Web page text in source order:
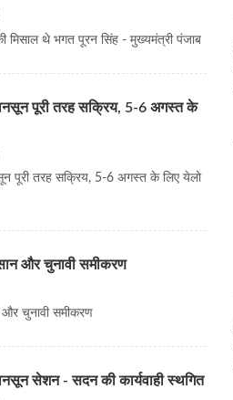
मिसाल थे भगत पूरन सिंह - मुख्यमंत्री पंजाब
पूरी तरह सक्रिय, 5-6 अगस्त के
पूरी तरह सक्रिय, 5-6 अगस्त के लिए येलो
और चुनावी समीकरण
और चुनावी समीकरण
सेशन - सदन की कार्यवाही स्थगित